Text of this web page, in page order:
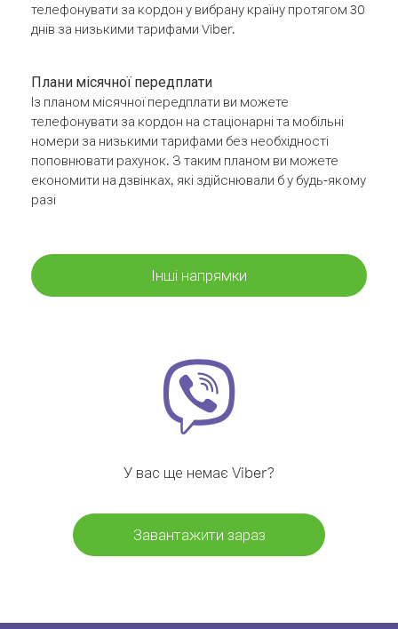
телефонувати за кордон у вибрану країну протягом 30
днів за низькими тарифами Viber.
Плани місячної передплати
Із планом місячної передплати ви можете
телефонувати за кордон на стаціонарні та мобільні
номери за низькими тарифами без необхідності
поповнювати рахунок. З таким планом ви можете
економити на дзвінках, які здійснювали б у будь-якому
разі
Інші напрямки
У вас ще немає Viber?
Завантажити зараз